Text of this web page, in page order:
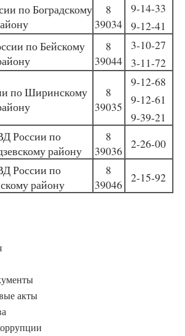
по Боградскому
8
39034
9-14-33
9-12-41
по Бейскому
8
39044
3-10-27
3-11-72
по Ширинскому
8
39035
9-12-68
9-12-61
9-39-21
России по
району
8
39036
2-26-00
России по
району
8
39046
2-15-92
акты